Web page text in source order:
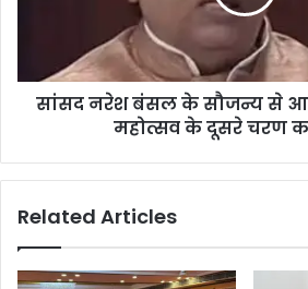
सांसद नरेश बंसल के सौजन्य से
महोत्सव के दूसरे चरण
Related Articles